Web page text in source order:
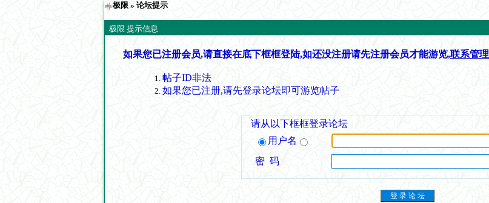
极限 » 论坛提示
极限 提示信息
如果您已注册会员,请直接在底下框框登陆,如还没注册请先注册会员才能游览,联系管理
帖子ID非法
如果您已注册,请先登录论坛即可游览帖子
请从以下框框登录论坛
用户名
密 码